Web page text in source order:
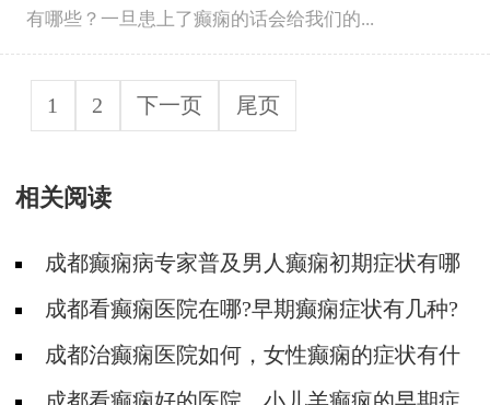
有哪些？一旦患上了癫痫的话会给我们的...
1 2 下一页 尾页
相关阅读
成都癫痫病专家普及男人癫痫初期症状有哪
些? 成都看癫痫医院在哪?早期癫痫症状有几种?
成都治癫痫医院如何，女性癫痫的症状有什